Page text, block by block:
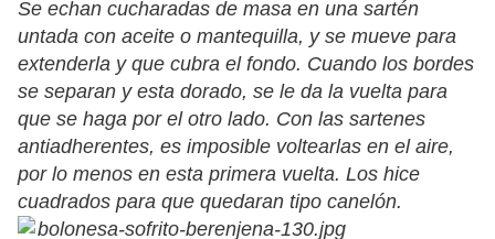
Se echan cucharadas de masa en una sartén
untada con aceite o mantequilla, y se mueve para
extenderla y que cubra el fondo. Cuando los bordes
se separan y esta dorado, se le da la vuelta para
que se haga por el otro lado. Con las sartenes
antiadherentes, es imposible voltearlas en el aire,
por lo menos en esta primera vuelta. Los hice
cuadrados para que quedaran tipo canelón.